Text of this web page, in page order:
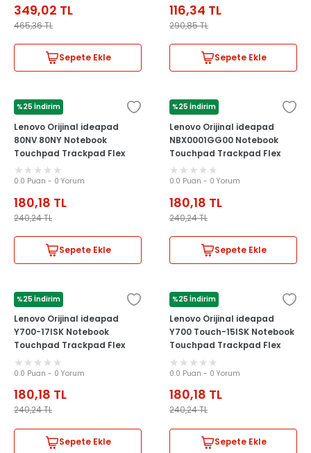
349,02 TL
465,36TL
Sepete Ekle
116,34 TL
290,85TL
Sepete Ekle
%25 İndirim
LENOVO
Lenovo Orijinal ideapad
80NV 80NY Notebook
Touchpad Trackpad Flex
Kablosu
0.0 Puan - 0 Yorum
180,18 TL
240,24TL
Sepete Ekle
%25 İndirim
LENOVO
Lenovo Orijinal ideapad
NBX0001GG00 Notebook
Touchpad Trackpad Flex
Kablosu
0.0 Puan - 0 Yorum
180,18 TL
240,24TL
Sepete Ekle
%25 İndirim
LENOVO
Lenovo Orijinal ideapad
Y700-17ISK Notebook
Touchpad Trackpad Flex
Kablosu
0.0 Puan - 0 Yorum
180,18 TL
240,24TL
Sepete Ekle
%25 İndirim
LENOVO
Lenovo Orijinal ideapad
Y700 Touch-15ISK Notebook
Touchpad Trackpad Flex
Kablosu
0.0 Puan - 0 Yorum
180,18 TL
240,24TL
Sepete Ekle